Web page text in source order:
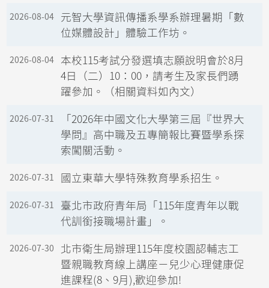
2026-08-04 元智大學資訊傳播系學系辦理暑期「數
位媒體設計」體驗工作坊。
2026-08-04 本校115考試分發選填志願說明會於8月
4日（二）10：00，請考生及家長們踴
躍參加。（相關資料如內文）
2026-07-31
「2026年中國文化大學第三屆『世界大
學問』高中職及五專簡報比賽暨學系探
索闖關活動。
2026-07-31 國立東華大學特殊教育學系招生。
2026-07-31
臺北市政府青年局「115年度青年以戰
代訓銜接職場計畫」。
2026-07-30
北市衛生局辦理115年度校園認輔志工
暨親職教育線上講座－兒少心理健康促
進課程(8、9月),歡迎參加!